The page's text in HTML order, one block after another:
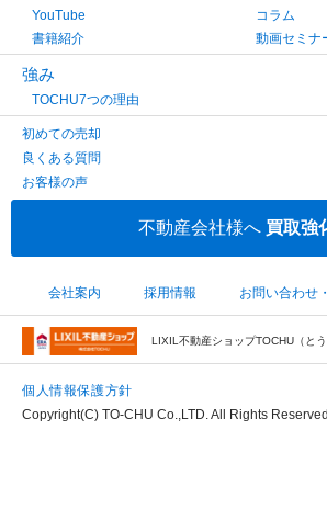
YouTube
コラム
書籍紹介
動画セミナ
強み
TOCHU7つの理由
初めての売却
良くある質問
お客様の声
不動産会社様へ 買取強
会社案内 採用情報 お問い合わせ
LIXIL不動産ショップTOCHU（とう
個人情報保護方針
Copyright(C) TO-CHU Co.,LTD. All Rights Reserved.